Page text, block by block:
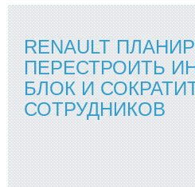
RENAULT
ПЕРЕСТРОИТЬ
БЛОК И
СОТРУДНИКОВ